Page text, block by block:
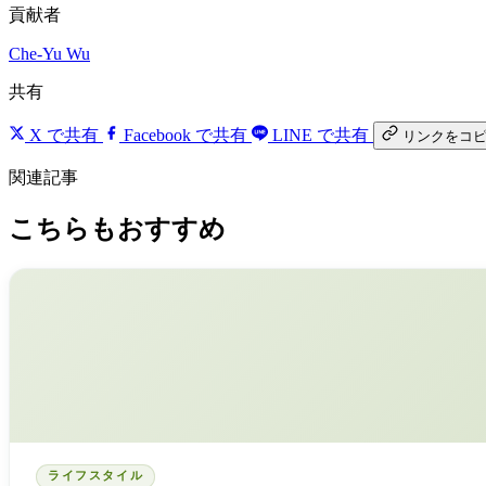
貢献者
Che-Yu Wu
共有
X で共有 Facebook で共有 LINE で共有 リンクをコ
関連記事
こちらもおすすめ
ライフスタイル